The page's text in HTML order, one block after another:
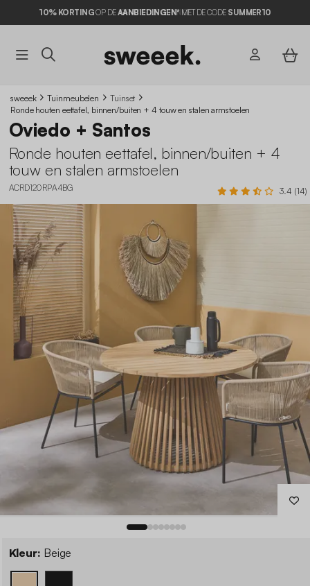
10% KORTINGOP DEAANBIEDINGEN*MET DE CODE SUMMER10
sweeek Tuinmeubelen
Tuinset
Ronde houten eettafel, binnen/buiten + 4 touw en stalen armstoelen
Oviedo + Santos
Ronde houten eettafel, binnen/buiten + 4
touw en stalen armstoelen
ACRD120RPA4BG 3.4 (14)
Kleur: Beige